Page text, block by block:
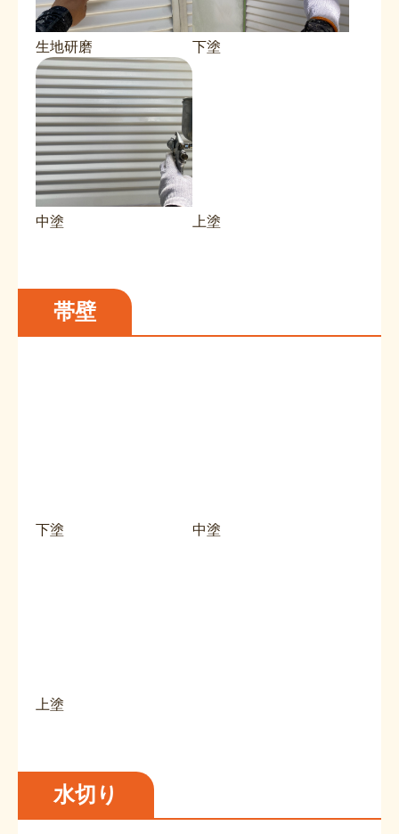
生地研磨 下塗
中塗 上塗
帯壁
下塗 中塗
上塗
水切り